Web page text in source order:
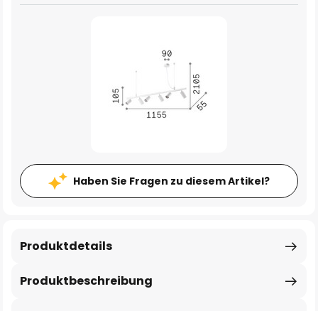
Haben Sie Fragen zu diesem Artikel?
Produktbeschreibung
Produktdetails